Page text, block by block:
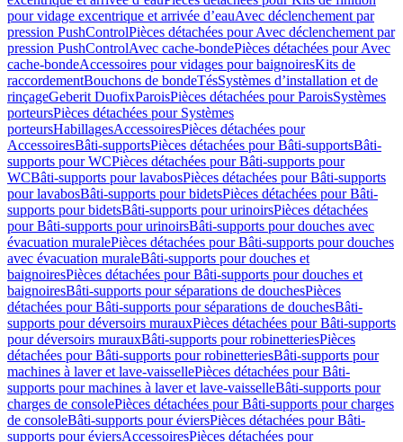
pour vidage excentrique et arrivée d’eauAvec déclenchement par
pression PushControlPièces détachées pour Avec déclenchement par
pression PushControlAvec cache-bondePièces détachées pour Avec
cache-bondeAccessoires pour vidages pour baignoiresKits de
raccordementBouchons de bondeTésSystèmes d’installation et de
rinçageGeberit DuofixParoisPièces détachées pour ParoisSystèmes
porteursPièces détachées pour Systèmes
porteursHabillagesAccessoiresPièces détachées pour
AccessoiresBâti-supportsPièces détachées pour Bâti-supportsBâti-
supports pour WCPièces détachées pour Bâti-supports pour
WCBâti-supports pour lavabosPièces détachées pour Bâti-supports
pour lavabosBâti-supports pour bidetsPièces détachées pour Bâti-
supports pour bidetsBâti-supports pour urinoirsPièces détachées
pour Bâti-supports pour urinoirsBâti-supports pour douches avec
évacuation muralePièces détachées pour Bâti-supports pour douches
avec évacuation muraleBâti-supports pour douches et
baignoiresPièces détachées pour Bâti-supports pour douches et
baignoiresBâti-supports pour séparations de douchesPièces
détachées pour Bâti-supports pour séparations de douchesBâti-
supports pour déversoirs murauxPièces détachées pour Bâti-supports
pour déversoirs murauxBâti-supports pour robinetteriesPièces
détachées pour Bâti-supports pour robinetteriesBâti-supports pour
machines à laver et lave-vaissellePièces détachées pour Bâti-
supports pour machines à laver et lave-vaisselleBâti-supports pour
charges de consolePièces détachées pour Bâti-supports pour charges
de consoleBâti-supports pour éviersPièces détachées pour Bâti-
supports pour éviersAccessoiresPièces détachées pour